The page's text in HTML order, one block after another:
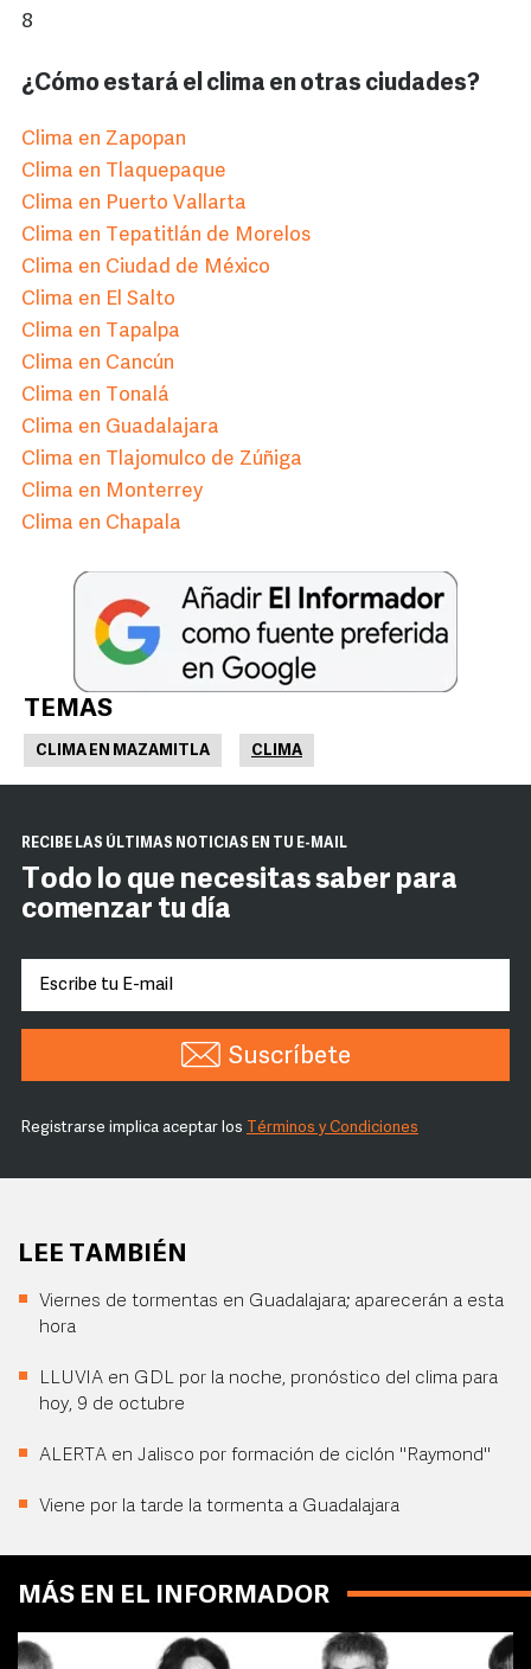
8
¿Cómo estará el clima en otras ciudades?
Clima en Zapopan
Clima en Tlaquepaque
Clima en Puerto Vallarta
Clima en Tepatitlán de Morelos
Clima en Ciudad de México
Clima en El Salto
Clima en Tapalpa
Clima en Cancún
Clima en Tonalá
Clima en Guadalajara
Clima en Tlajomulco de Zúñiga
Clima en Monterrey
Clima en Chapala
TEMAS
CLIMA EN MAZAMITLA CLIMA
RECIBE LAS ÚLTIMAS NOTICIAS EN TU E-MAIL
Todo lo que necesitas saber para
comenzar tu día
Suscríbete
Registrarse implica aceptar los Términos y Condiciones
LEE TAMBIÉN
Viernes de tormentas en Guadalajara; aparecerán a esta
hora
LLUVIA en GDL por la noche, pronóstico del clima para
hoy, 9 de octubre
ALERTA en Jalisco por formación de ciclón "Raymond"
Viene por la tarde la tormenta a Guadalajara
MÁS EN EL INFORMADOR